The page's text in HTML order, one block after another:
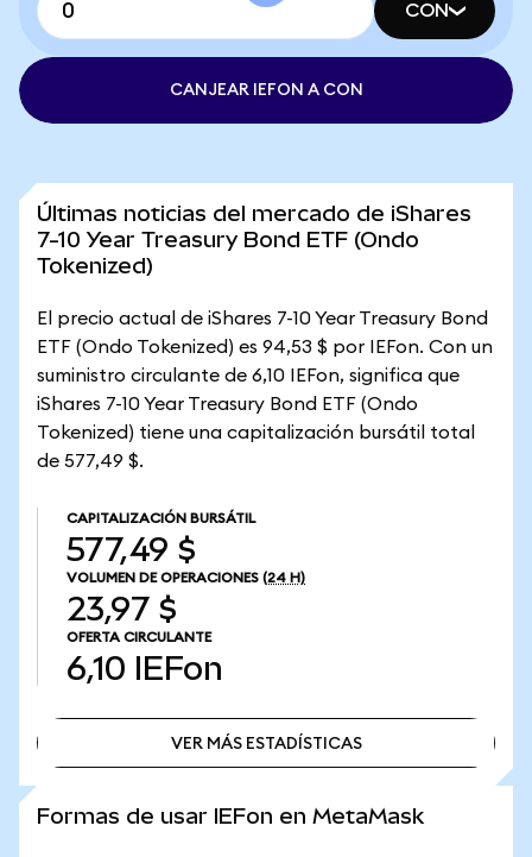
CON
CANJEAR IEFON A CON
Últimas noticias del mercado de iShares
7-10 Year Treasury Bond ETF (Ondo
Tokenized)
El precio actual de iShares 7-10 Year Treasury Bond
ETF (Ondo Tokenized) es 94,53 $ por IEFon. Con un
suministro circulante de 6,10 IEFon, significa que
iShares 7-10 Year Treasury Bond ETF (Ondo
Tokenized) tiene una capitalización bursátil total
de 577,49 $.
CAPITALIZACIÓN BURSÁTIL
577,49 $
VOLUMEN DE OPERACIONES (24 H)
23,97 $
OFERTA CIRCULANTE
6,10 IEFon
VER MÁS ESTADÍSTICAS
Formas de usar IEFon en MetaMask